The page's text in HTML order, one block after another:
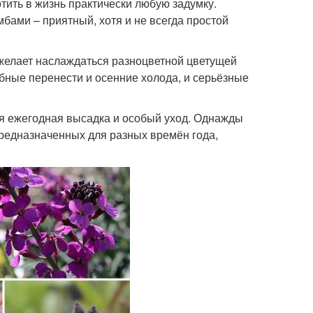
– приятный, хотя и не всегда простой
наслаждаться разноцветной цветущей
перенести и осенние холода, и серьёзные
ежегодная высадка и особый уход. Однажды
для разных времён года,